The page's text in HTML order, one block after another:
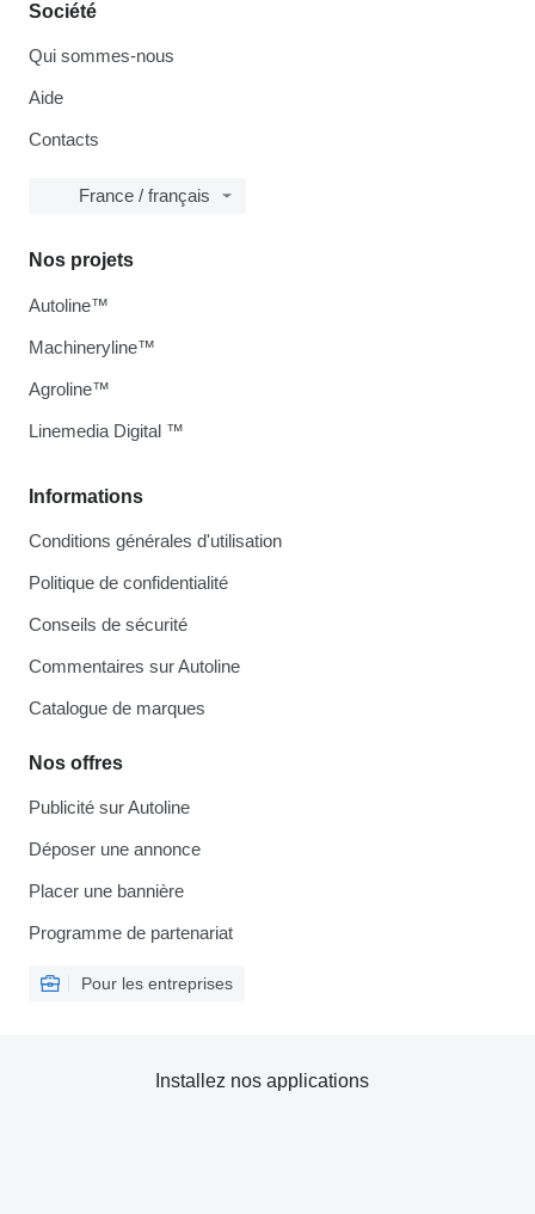
Société
Qui sommes-nous
Aide
Contacts
France / français
Informations
Conditions générales d'utilisation
Politique de confidentialité
Conseils de sécurité
Commentaires sur Autoline
Catalogue de marques
Nos offres
Publicité sur Autoline
Déposer une annonce
Placer une bannière
Programme de partenariat
Pour les entreprises
Nos projets
Autoline™
Machineryline™
Agroline™
Linemedia Digital ™
Installez nos applications